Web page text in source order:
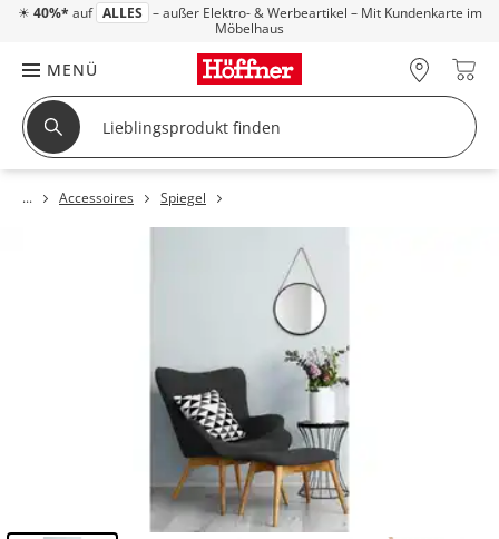
☀ 40%* auf ALLES – außer Elektro- & Werbeartikel – Mit Kundenkarte im
Möbelhaus
MENÜ
Accessoires Spiegel